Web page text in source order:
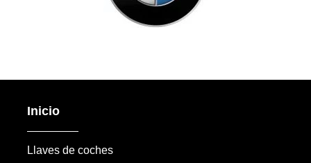
Inicio
Llaves de coches